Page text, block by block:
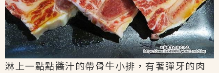
淋上一點點醬汁的帶骨牛小排，有著彈牙的肉